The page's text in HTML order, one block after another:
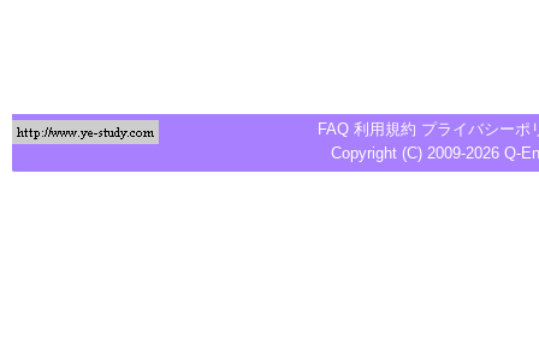
FAQ 利用規約 プライバシーポ
Copyright (C) 2009-2026 Q-